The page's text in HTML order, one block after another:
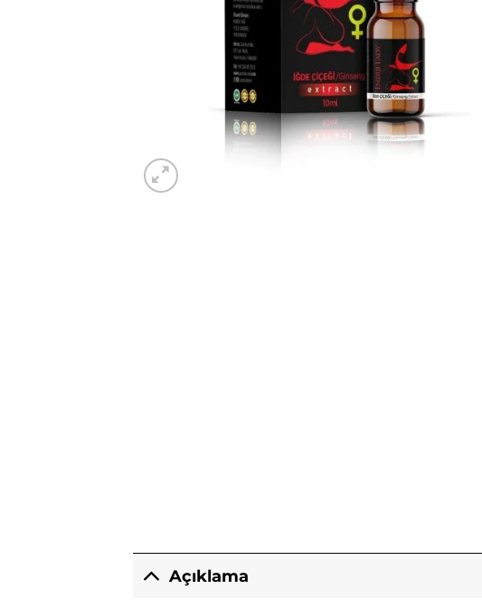
Açıklama